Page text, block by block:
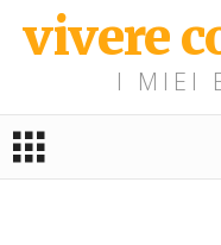
vivere
I MIEI